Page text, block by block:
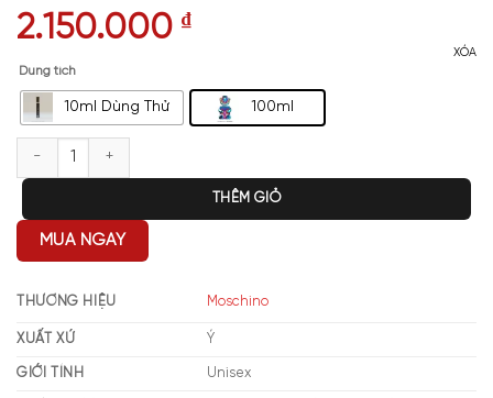
2.150.000 ₫
Dung tích
10ml Dùng Thử 100ml
XÓA
Moschino Toy 2 Pearl EDP số lượng
THÊM GIỎ
MUA NGAY
THƯƠNG HIỆU Moschino
XUẤT XỨ Ý
GIỚI TÍNH Unisex